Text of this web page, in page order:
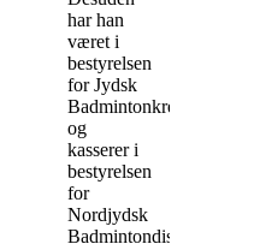
har han
været i
bestyrelsen
for Jydsk
Badmintonkreds
og
kasserer i
bestyrelsen
for
Nordjydsk
Badmintondistrikt.